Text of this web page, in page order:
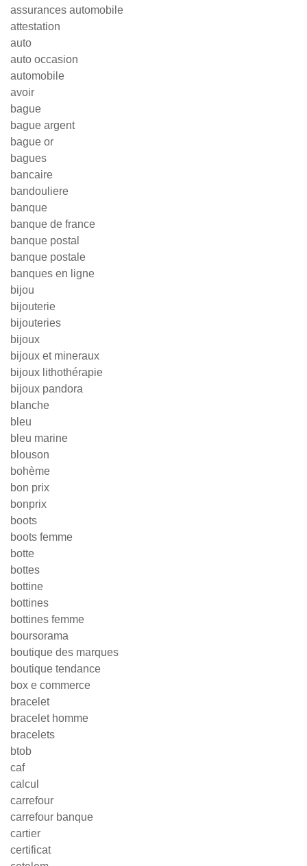
assurances automobile
attestation
auto
auto occasion
automobile
avoir
bague
bague argent
bague or
bagues
bancaire
bandouliere
banque
banque de france
banque postal
banque postale
banques en ligne
bijou
bijouterie
bijouteries
bijoux
bijoux et mineraux
bijoux lithothérapie
bijoux pandora
blanche
bleu
bleu marine
blouson
bohème
bon prix
bonprix
boots
boots femme
botte
bottes
bottine
bottines
bottines femme
boursorama
boutique des marques
boutique tendance
box e commerce
bracelet
bracelet homme
bracelets
btob
caf
calcul
carrefour
carrefour banque
cartier
certificat